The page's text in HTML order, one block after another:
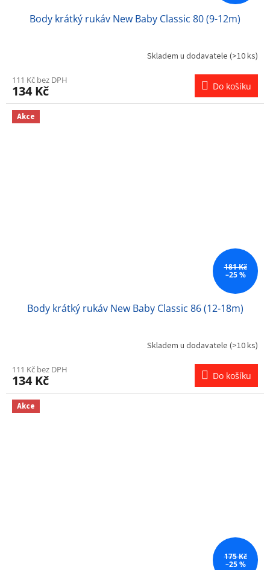
Body krátký rukáv New Baby Classic 80 (9-12m)
Skladem u dodavatele (>10 ks)
111 Kč bez DPH
134 Kč Do košíku
Akce
181 Kč
–25 %
Body krátký rukáv New Baby Classic 86 (12-18m)
Skladem u dodavatele (>10 ks)
111 Kč bez DPH
134 Kč Do košíku
Akce
175 Kč
–25 %